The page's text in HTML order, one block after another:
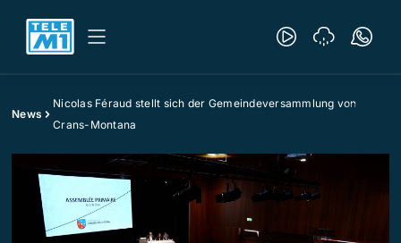
News
Nicolas Féraud stellt sich der Gemeindeversammlung von
Crans-Montana